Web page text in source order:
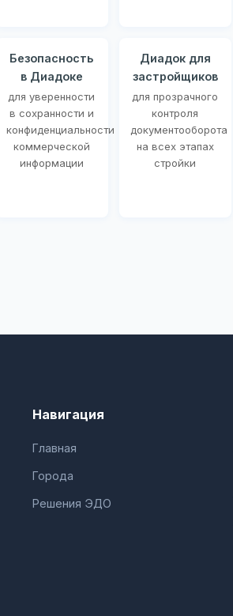
Безопасность
в Диадоке
для уверенности
в сохранности и
конфиденциальности
коммерческой
информации
Диадок для
застройщиков
для прозрачного
контроля
документооборота
на всех этапах
стройки
Навигация
Главная
Города
Решения ЭДО